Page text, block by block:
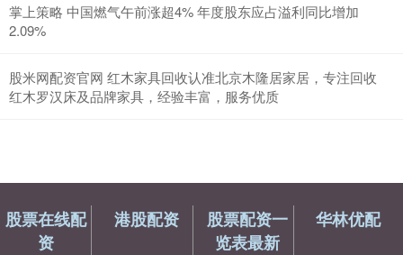
掌上策略 中国燃气午前涨超4% 年度股东应占溢利同比增加
2.09%
股米网配资官网 红木家具回收认准北京木隆居家居，专注回收
红木罗汉床及品牌家具，经验丰富，服务优质
股票在线配
资
港股配资
股票配资一
览表最新
华林优配